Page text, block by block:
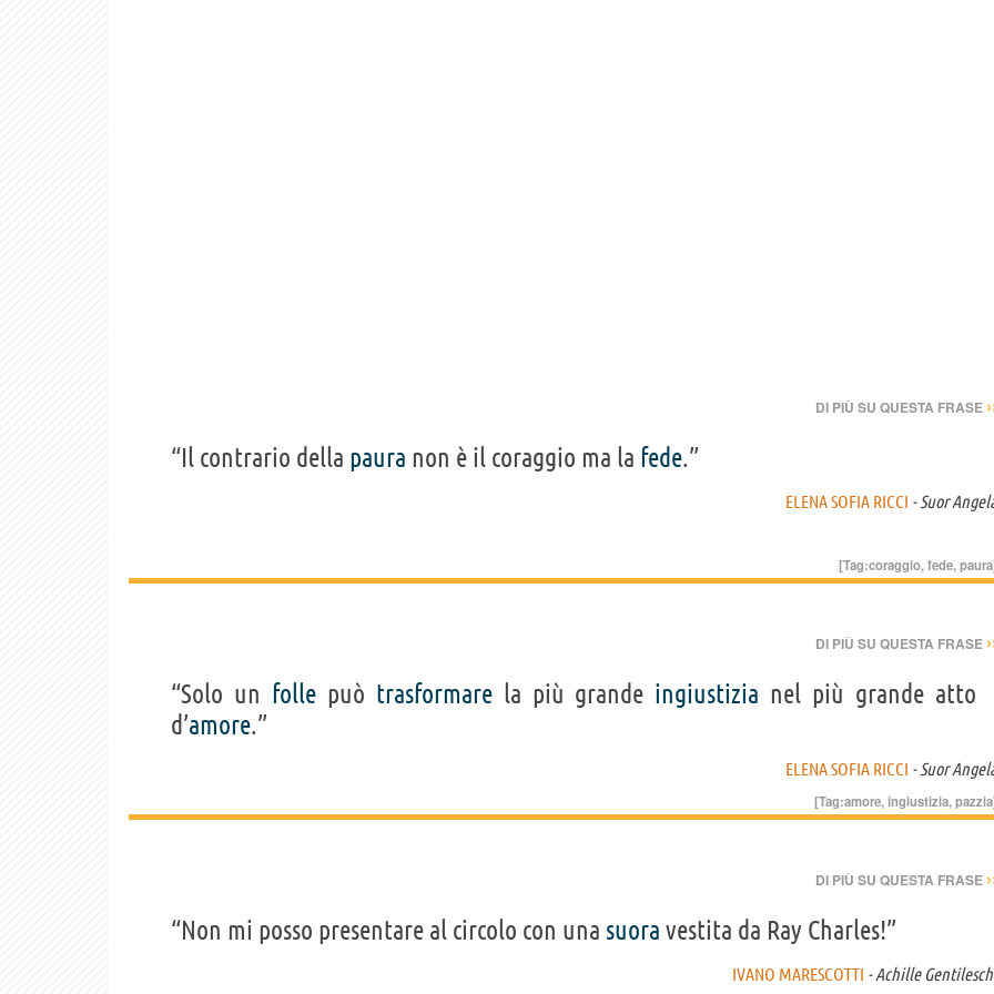
DI PIÙ SU QUESTA FRASE
“Il contrario della paura non è il coraggio ma la fede.”
ELENA SOFIA RICCI - Suor
[Tag:coraggio,fede,paura
DI PIÙ SU QUESTA FRASE
“Solo un follepuò trasformarela più grande ingiustizia nel più grande atto
d’amore.”
ELENA SOFIA RICCI - Suor
[Tag:amore,ingiustizia,pazzia
DI PIÙ SU QUESTA FRASE
“Non mi posso presentare al circolo con una suora vestita da Ray Charles!”
IVANO MARESCOTTI - Achille